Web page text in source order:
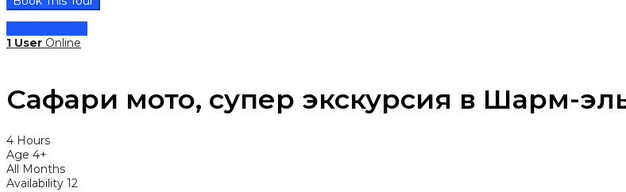
1 User Online
Сафари мото, супер экскурсия в Шарм-
4 Hours
Age 4+
All Months
Availability 12